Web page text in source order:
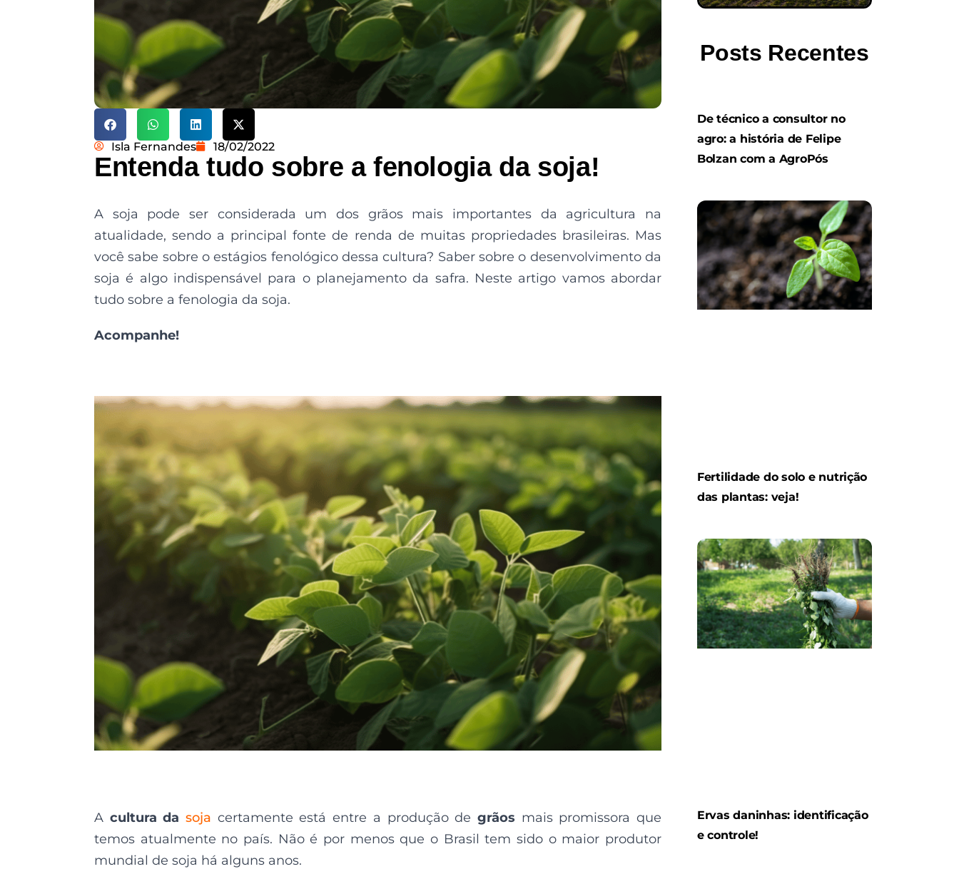
Isla Fernandes 18/02/2022
Entenda tudo sobre a fenologia da soja!
A soja pode ser considerada um dos grãos mais importantes da agricultura na
atualidade, sendo a principal fonte de renda de muitas propriedades brasileiras. Mas
você sabe sobre o estágios fenológico dessa cultura? Saber sobre o desenvolvimento da
soja é algo indispensável para o planejamento da safra. Neste artigo vamos abordar
tudo sobre a fenologia da soja.
Acompanhe!
A cultura dasoja certamente está entre a produção de grãos mais promissora que
temos atualmente no país. Não é por menos que o Brasil tem sido o maior produtor
mundial de soja há alguns anos.
Posts Recentes
De técnico a consultor no
agro: a história de Felipe
Bolzan com a AgroPós
Fertilidade do solo e nutrição
das plantas: veja!
Ervas daninhas: identificação
e controle!